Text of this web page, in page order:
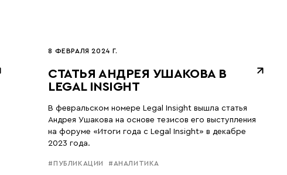
8 ФЕВРАЛЯ 2024 Г.
СТАТЬЯ АНДРЕЯ УШАКОВА В
LEGAL INSIGHT
В февральском номере Legal Insight вышла статья
Андрея Ушакова на основе тезисов его выступления
на форуме «Итоги года с Legal Insight» в декабре
2023 года.
#ПУБЛИКАЦИИ #АНАЛИТИКА